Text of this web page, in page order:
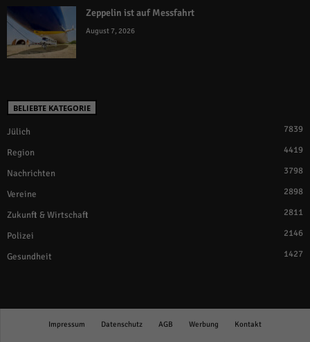
Zeppelin ist auf Messfahrt
August 7, 2026
BELIEBTE KATEGORIE
Jülich 7839
Region 4419
Nachrichten 3798
Vereine 2898
Zukunft & Wirtschaft 2811
Polizei 2146
Gesundheit 1427
Impressum Datenschutz AGB Werbung Kontakt